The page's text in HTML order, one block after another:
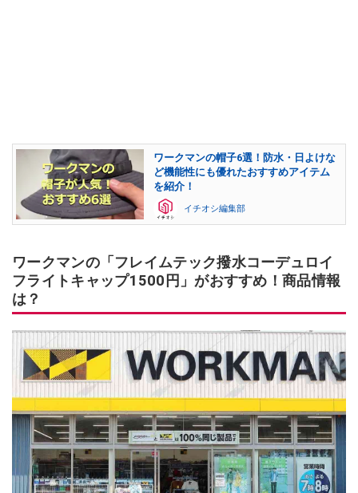
ワークマンの帽子6選！防水・日よけな
ど機能性にも優れたおすすめアイテム
を紹介！
イチオシ編集部
ワークマンの「フレイムテック撥水コーデュロイ
フライトキャップ1500円」がおすすめ！商品情報
は？